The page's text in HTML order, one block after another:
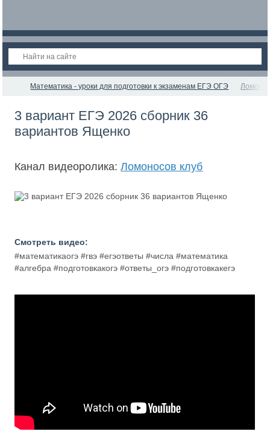
Математика - уроки для подготовки к экзаменам ЕГЭ ОГЭ
3 вариант ЕГЭ 2026 сборник 36
вариантов Ященко
Канал видеоролика:Ломоносов клуб
Смотреть видео:
#математикаогэ #гвэ #егэответы #числа #математика
#алгебра #подготовкакогэ #ответы_огэ #подготовкакегэ